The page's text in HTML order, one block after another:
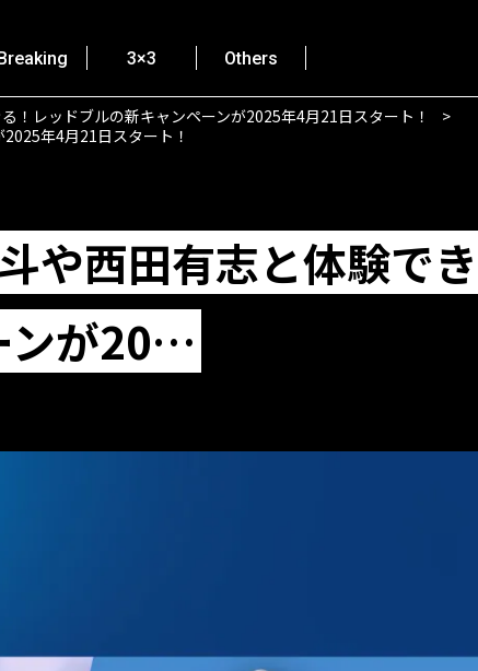
3×3 Others
！レッドブルの新キャンペーンが2025年4月21日スタート！
年4月21日スタート！
や西田有志と体験で
ンが20…